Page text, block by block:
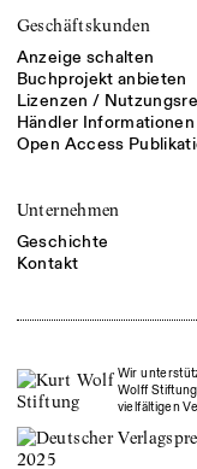
Geschäftskunden
Anzeige schalten
Buchprojekt anbieten
Lizenzen /
Händler Informationen
Open Access
Unternehmen
Geschichte
Kontakt
Wir
Wolff
vielfältigen